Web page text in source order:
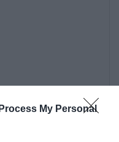
My Personal